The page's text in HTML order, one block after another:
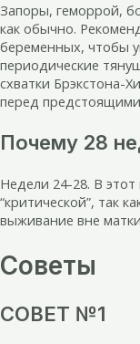
Запоры, геморрой,
как обычно.
беременных, чтобы
периодические
схватки Брэкстона-
перед
Почему 28
Недели 24-28. В
“критической”, так
выживание вне
Советы
СОВЕТ №1